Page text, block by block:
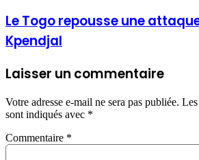
Le Togo repousse une
Kpendjal
Laisser un commentaire
Votre adresse e-mail ne sera pas publiée.
sont indiqués avec *
Commentaire *